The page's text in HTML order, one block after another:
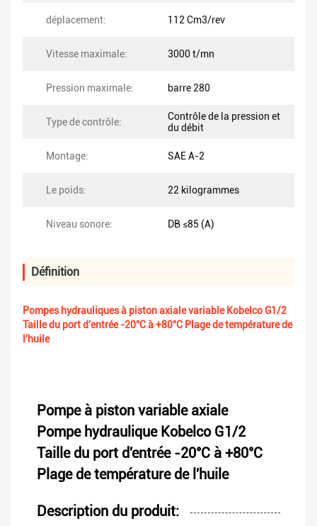
déplacement: 112 Cm3/rev
Vitesse maximale: 3000 t/mn
Pression maximale: barre 280
Type de contrôle:
Contrôle de la pression et
du débit
Montage: SAE A-2
Le poids: 22 kilogrammes
Niveau sonore: DB ≤85 (A)
Définition
Pompes hydrauliques à piston axiale variable Kobelco G1/2
Taille du port d'entrée -20°C à +80°C Plage de température de
l'huile
Pompe à piston variable axiale
Pompe hydraulique Kobelco G1/2
Taille du port d'entrée -20°C à +80°C
Plage de température de l'huile
Description du produit: